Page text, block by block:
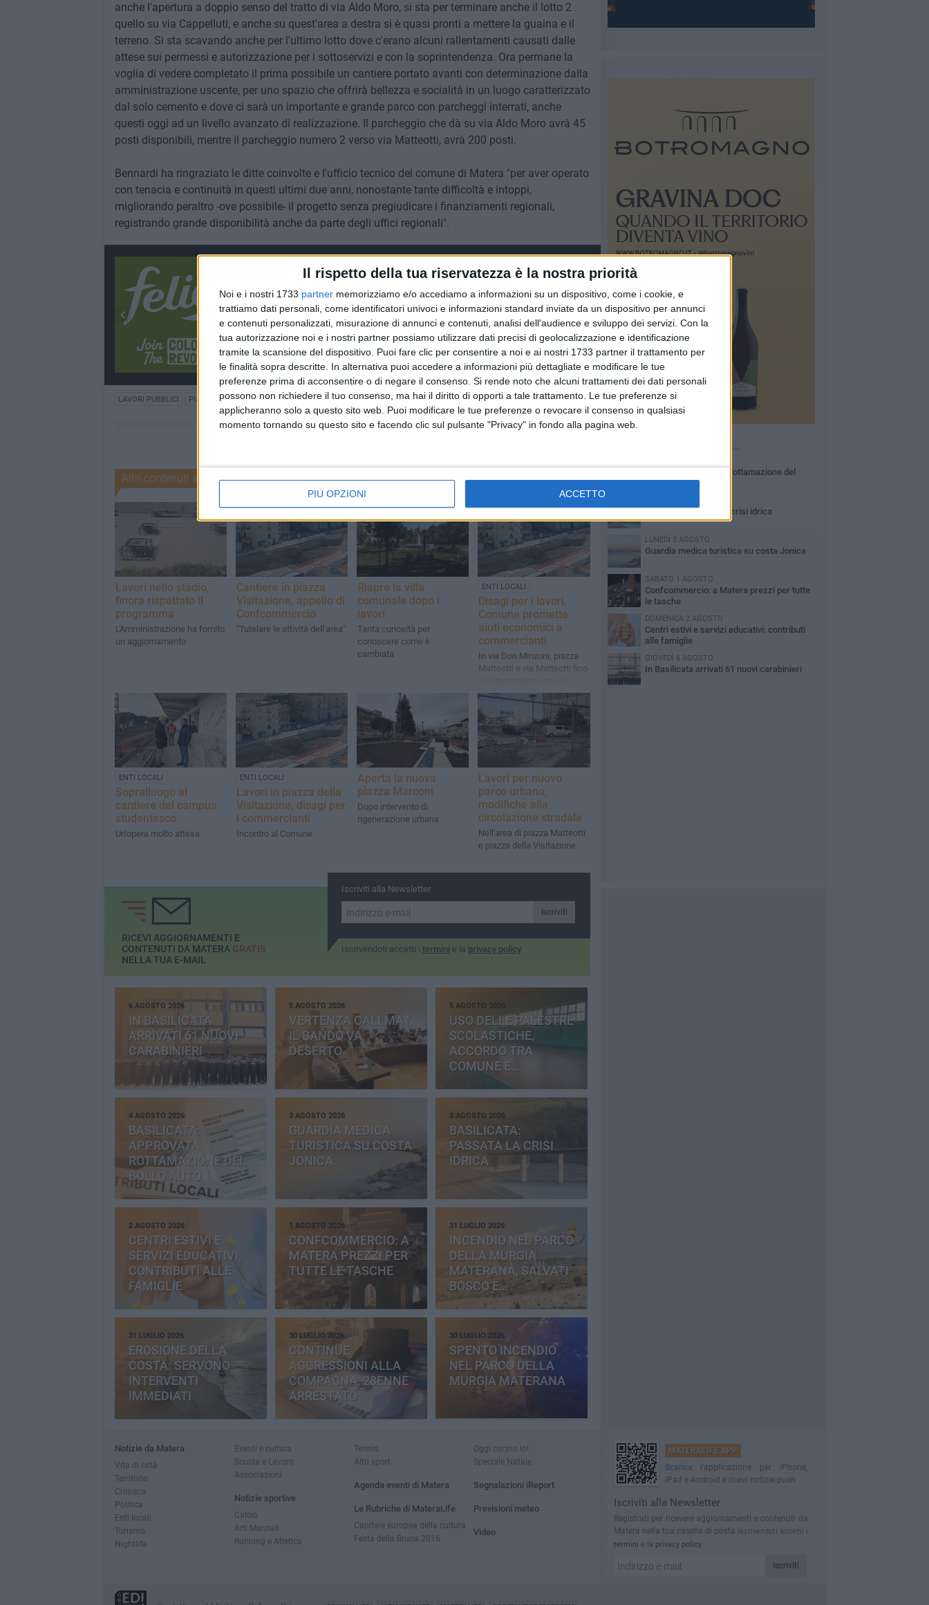
Il rispetto della tua riservatezza è la nostra priorità
Noi e i nostri 1733 partner memorizziamo e/o accediamo a informazioni su un dispositivo, come i cookie, e
trattiamo dati personali, come identificatori univoci e informazioni standard inviate da un dispositivo per annunci
e contenuti personalizzati, misurazione di annunci e contenuti, analisi dell'audience e sviluppo dei servizi. Con la
tua autorizzazione noi e i nostri partner possiamo utilizzare dati precisi di geolocalizzazione e identificazione
tramite la scansione del dispositivo. Puoi fare clic per consentire a noi e ai nostri 1733 partner il trattamento per
le finalità sopra descritte. In alternativa puoi accedere a informazioni più dettagliate e modificare le tue
preferenze prima di acconsentire o di negare il consenso. Si rende noto che alcuni trattamenti dei dati personali
possono non richiedere il tuo consenso, ma hai il diritto di opporti a tale trattamento. Le tue preferenze si
applicheranno solo a questo sito web. Puoi modificare le tue preferenze o revocare il consenso in qualsiasi
momento tornando su questo sito e facendo clic sul pulsante "Privacy" in fondo alla pagina web.
PIÙ OPZIONI ACCETTO
anche l'apertura a doppio senso del tratto di via Aldo Moro, si sta per terminare anche il lotto 2
quello su via Cappelluti, e anche su quest'area a destra si è quasi pronti a mettere la guaina e il
terreno. Si sta scavando anche per l'ultimo lotto dove c'erano alcuni rallentamenti causati dalle
attese sui permessi e autorizzazione per i sottoservizi e con la soprintendenza. Ora permane la
voglia di vedere completato il prima possibile un cantiere portato avanti con determinazione dalla
amministrazione uscente, per uno spazio che offrirà bellezza e socialità in un luogo caratterizzato
dal solo cemento e dove ci sarà un importante e grande parco con parcheggi interrati, anche
questi oggi ad un livello avanzato di realizzazione. Il parcheggio che dà su via Aldo Moro avrà 45
posti disponibili, mentre il parcheggio numero 2 verso via Matteotti, avrà 200 posti.
Bennardi ha ringraziato le ditte coinvolte e l'ufficio tecnico del comune di Matera "per aver operato
con tenacia e continuità in questi ultimi due anni, nonostante tante difficoltà e intoppi,
migliorando peraltro -ove possibile- il progetto senza pregiudicare i finanziamenti regionali,
registrando grande disponibilità anche da parte degli uffici regionali".
LAVORI PUBBLICI PIAZZA DELLA VISITAZIONE
Altri contenuti a tema
Lavori nello stadio,
finora rispettato il
programma
L'Amministrazione ha fornito
un aggiornamento
Cantiere in piazza
Visitazione, appello di
Confcommercio
"Tutelare le attività dell'area"
Riapre la villa
comunale dopo i
lavori
Tanta curiosità per
conoscere come è
cambiata
ENTI LOCALI
Disagi per i lavori,
Comune promette
aiuti economici a
commercianti
In via Don Minzoni, piazza
Matteotti e via Matteotti fino
Cappelluti
ENTI LOCALI
Sopralluogo al
cantiere del campus
studentesco
Un'opera molto attesa
ENTI LOCALI
Lavori in piazza della
Visitazione, disagi per
i commercianti
Incontro al Comune
Aperta la nuova
piazza Marconi
Dopo intervento di
rigenerazione urbana
Lavori per nuovo
parco urbano,
modifiche alla
circolazione stradale
Nell'area di piazza Matteotti
e piazza della Visitazione
Iscriviti alla Newsletter
Iscriviti
Iscrivendoti accetti i termini e la privacy policy
RICEVI AGGIORNAMENTI E
CONTENUTI DA MATERA GRATIS
NELLA TUA E-MAIL
6 AGOSTO 2026
IN BASILICATA
ARRIVATI 61 NUOVI
CARABINIERI
5 AGOSTO 2026
VERTENZA CALLMAT,
IL BANDO VA
DESERTO
5 AGOSTO 2026
USO DELLE PALESTRE
SCOLASTICHE,
ACCORDO TRA
COMUNE E
PROVINCIA
4 AGOSTO 2026
BASILICATA:
APPROVATA
ROTTAMAZIONE DEL
BOLLO AUTO
3 AGOSTO 2026
GUARDIA MEDICA
TURISTICA SU COSTA
JONICA
3 AGOSTO 2026
BASILICATA:
PASSATA LA CRISI
IDRICA
2 AGOSTO 2026
CENTRI ESTIVI E
SERVIZI EDUCATIVI:
CONTRIBUTI ALLE
FAMIGLIE
1 AGOSTO 2026
CONFCOMMERCIO: A
MATERA PREZZI PER
TUTTE LE TASCHE
31 LUGLIO 2026
INCENDIO NEL PARCO
DELLA MURGIA
MATERANA, SALVATI
BOSCO E
CEMENTERIA
31 LUGLIO 2026
EROSIONE DELLA
COSTA: SERVONO
INTERVENTI
IMMEDIATI
30 LUGLIO 2026
CONTINUE
AGGRESSIONI ALLA
COMPAGNA, 28ENNE
ARRESTATO
30 LUGLIO 2026
SPENTO INCENDIO
NEL PARCO DELLA
MURGIA MATERANA
Basilicata: approvata rottamazione del
bollo auto
Basilicata: passata la crisi idrica
LUNEDÌ 3 AGOSTO
Guardia medica turistica su costa Jonica
SABATO 1 AGOSTO
Confcommercio: a Matera prezzi per tutte
le tasche
DOMENICA 2 AGOSTO
Centri estivi e servizi educativi: contributi
alle famiglie
GIOVEDÌ 6 AGOSTO
In Basilicata arrivati 61 nuovi carabinieri
Notizie da Matera
Vita di città
Territorio
Cronaca
Politica
Enti locali
Turismo
Nightlife
Eventi e cultura
Scuola e Lavoro
Associazioni
Notizie sportive
Calcio
Arti Marziali
Running e Atletica
Tennis
Altri sport
Agenda eventi di Matera
Le Rubriche di MateraLife
Capitale europea della cultura
Festa della Bruna 2016
Oggi cucino io!
Speciale Natale
Segnalazioni iReport
Previsioni meteo
Video
MATERALIFE APP
Scarica l'applicazione per iPhone,
iPad e Android e ricevi notizie push
Iscriviti alla Newsletter
Registrati per ricevere aggiornamenti e contenuti da
Matera nella tua casella di posta Iscrivendoti accetti i
termini e la privacy policy
Iscriviti